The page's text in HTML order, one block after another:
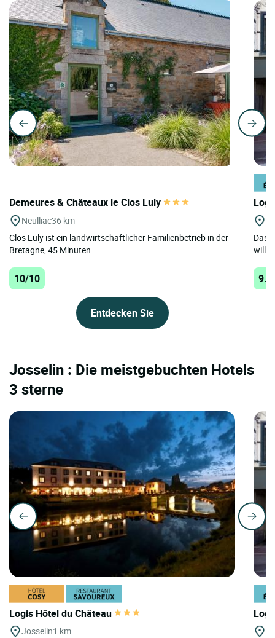
Demeures & Châteaux le Clos Luly
Neulliac36 km
Clos Luly ist ein landwirtschaftlicher Familienbetrieb in der
Bretagne, 45 Minuten...
10/10
Entdecken Sie
Das
Josselin : Die meistgebuchten Hotels
3 sterne
Logis Hôtel du Château
Josselin1 km